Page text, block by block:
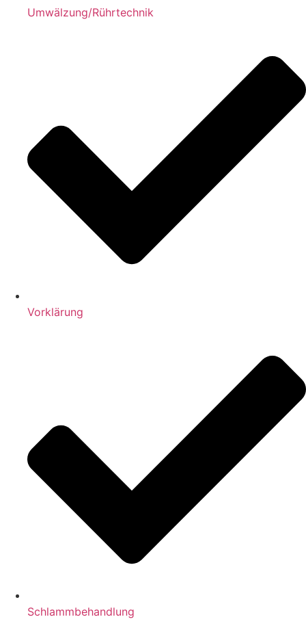
Umwälzung/Rührtechnik
Vorklärung
Schlammbehandlung